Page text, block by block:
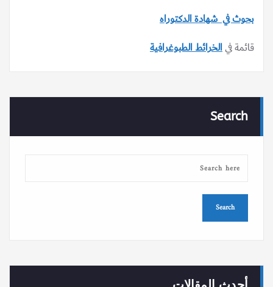
بحوث في شهادة الدكتوراه
قائمة فيالخرائط الطبوغرافية
Search